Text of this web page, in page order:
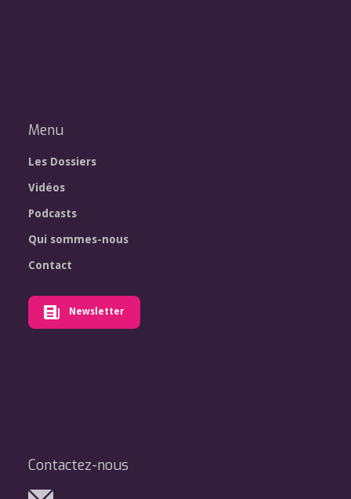
Menu
Les Dossiers
Vidéos
Podcasts
Qui sommes-nous
Contact
Newsletter
Contactez-nous